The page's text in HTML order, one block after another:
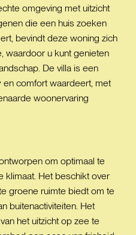
omgeving met uitzicht
die een huis zoeken
bevindt deze woning zich
waardoor u kunt genieten
De villa is een
comfort waardeert, met
woonervaring
om optimaal te
klimaat. Het beschikt over
groene ruimte biedt om te
buitenactiviteiten. Het
het uitzicht op zee te